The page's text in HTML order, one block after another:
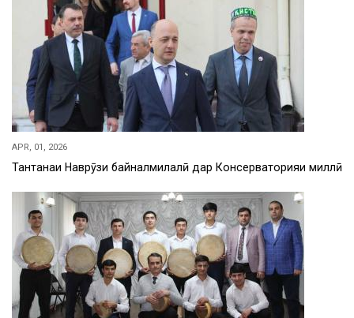
APR, 01, 2026
Тантанаи Наврӯзи байналмилалӣ дар Консерваторияи миллӣ